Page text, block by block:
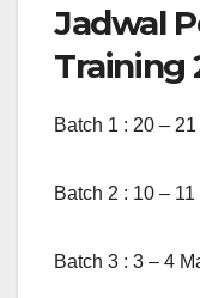
Jadwal
Training
Batch 1 : 20 –
Batch 2 : 10 –
Batch 3 : 3 – 4